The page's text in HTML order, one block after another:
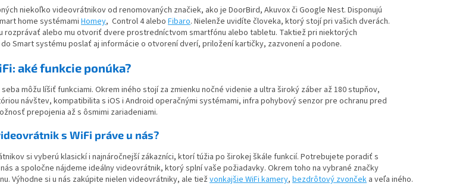
niekoľko videovrátnikov od renomovaných značiek, ako je DoorBird, Akuvox či Google Nest. Disponujú
home systémamiHomey, Control 4 alebo Fibaro. Nielenže uvidíte človeka, ktorý stojí pri vašich dverách.
rozprávať alebo mu otvoriť dvere prostredníctvom smartfónu alebo tabletu. Taktiež pri niektorých
Smart systému poslať aj informácie o otvorení dverí, priložení kartičky, zazvonení a podone.
aké funkcie ponúka?
môžu líšiť funkciami. Okrem iného stojí za zmienku nočné videnie a ultra široký záber až 180 stupňov,
návštev, kompatibilita s iOS i Android operačnými systémami, infra pohybový senzor pre ochranu pred
prepojenia až s ôsmimi zariadeniami.
s WiFi práve u nás?
si vyberú klasickí i najnáročnejší zákazníci, ktorí túžia po širokej škále funkcií. Potrebujete poradiť s
a spoločne nájdeme ideálny videovrátnik, ktorý splní vaše požiadavky. Okrem toho na vybrané značky
Výhodne si u nás zakúpite nielen videovrátniky, ale tiež vonkajšie WiFi kamery, bezdrôtový zvonček a veľa iného.